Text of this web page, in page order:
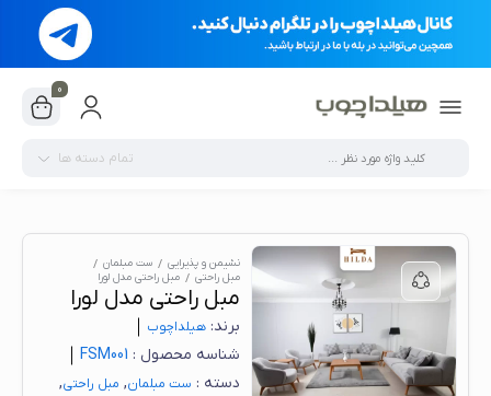
0
تمام دسته ها
نشیمن و پذیرایی
ست مبلمان
مبل راحتی
مبل راحتی مدل لورا
مبل راحتی مدل لورا
برند: هیلدا‌چوب
شناسه محصول : FSM001
دسته : ست مبلمان, مبل راحتی,